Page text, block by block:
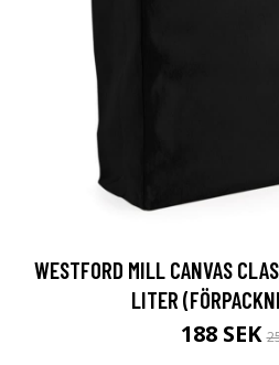
WESTFORD MILL CANVAS
LITER
188 SEK